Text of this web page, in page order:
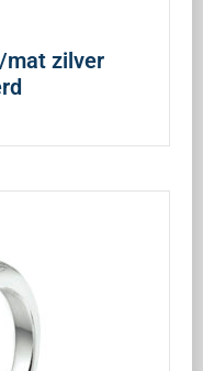
mat zilver